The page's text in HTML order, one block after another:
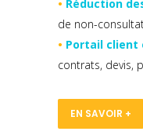
• Réduction
de non-
• Portail client
contrats, devis,
EN SAVOIR +